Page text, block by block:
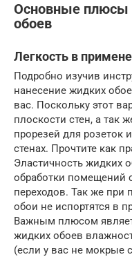
Основные плюсы
обоев
Легкость в
Подробно изучив
нанесение жидких
вас. Поскольку этот
плоскости стен, а так
прорезей для розеток
стенах. Прочтите как
Эластичность жидких
обработки помещений
переходов. Так же при
обои не испортятся в
Важным плюсом
жидких обоев
(если у вас не мокрые